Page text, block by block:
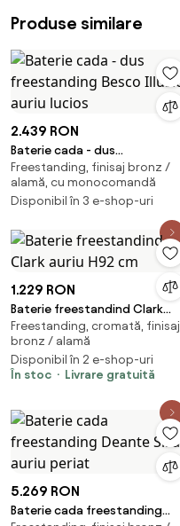
Produse similare
2.439 RON
Baterie cada - dus
freestanding Besco Illusion
auriu lucios
Freestanding, finisaj bronz /
alamă, cu monocomandă
Disponibil în 3 e-shop-uri
1.229 RON
Baterie freestandind Clark
auriu H92 cm
Freestanding, cromată, finisaj
bronz / alamă
Disponibil în 2 e-shop-uri
În stoc
Livrare gratuită
5.269 RON
Baterie cada freestanding